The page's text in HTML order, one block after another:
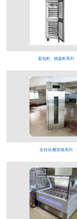
面包柜、插盘柜系列
全自动 醒发箱系列